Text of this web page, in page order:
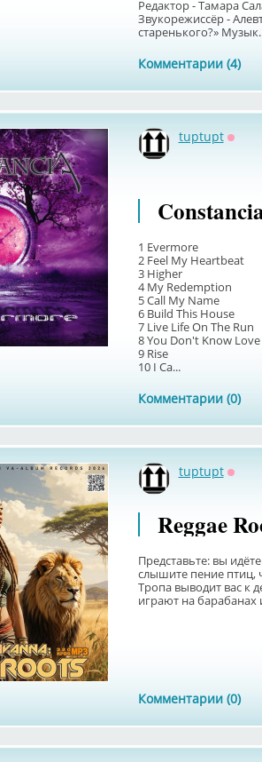
Редактор - Тамара
Звукорежиссёр -
старенького?»
Комментарии (4)
tuptupt
1 Evermore
2 Feel My Heartbeat
3 Higher
4 My Redemption
5 Call My Name
6 Build This House
7 Live Life On The Run
8 You Don't Know Love
9 Rise
10 I Ca...
Комментарии (0)
tuptupt
Reggae
Представьте: вы
слышите пение птиц,
Тропа выводит вас к
играют на барабанах
Комментарии (0)